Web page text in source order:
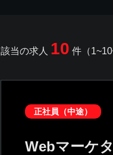
該当の求人 10 件（1~10
正社員（中途）
Webマーケ